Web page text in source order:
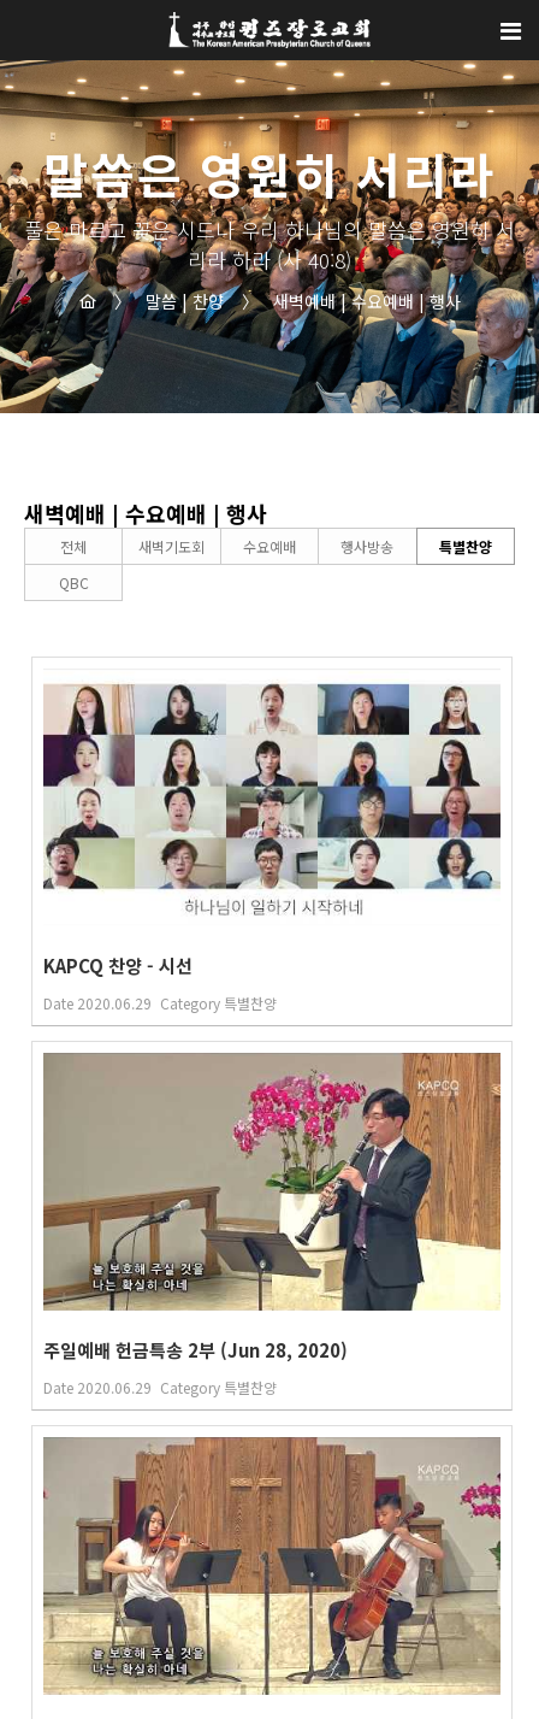
말씀은 영원히 서리라
풀은 마르고 꽃은 시드나 우리 하나님의 말씀은 영원히 서
리라 하라 (사 40:8)
〉 말씀 | 찬양 〉 새벽예배 | 수요예배 | 행사
새벽예배 | 수요예배 | 행사
전체 새벽기도회 수요예배 행사방송
특별찬양
QBC
KAPCQ 찬양 - 시선
Date 2020.06.29 Category 특별찬양
주일예배 헌금특송 2부 (Jun 28, 2020)
Date 2020.06.29 Category 특별찬양